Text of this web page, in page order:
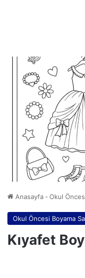
Anasayfa - Okul
Okul Öncesi Boyama
Kıyafet